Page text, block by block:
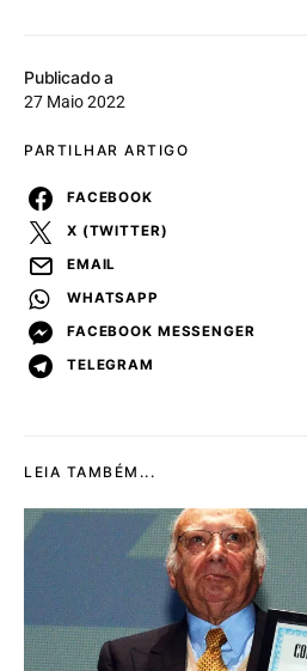
Publicado a
27 Maio 2022
PARTILHAR ARTIGO
FACEBOOK
X (TWITTER)
EMAIL
WHATSAPP
FACEBOOK MESSENGER
TELEGRAM
LEIA TAMBÉM...